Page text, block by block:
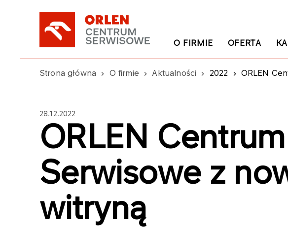
O FIRMIE OFERTA
Strona główna O firmie Aktualności 2022 ORLEN
28.12.2022
ORLEN Centrum
Serwisowe z
witryną